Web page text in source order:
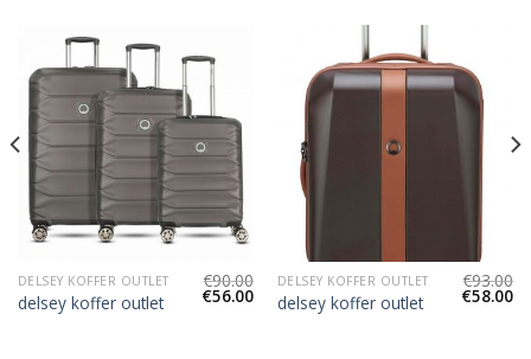
DELSEY KOFFER OUTLET
delsey koffer outlet
€90.00
€56.00
DELSEY KOFFER OUTLET
delsey koffer outlet
€93.00
€58.00